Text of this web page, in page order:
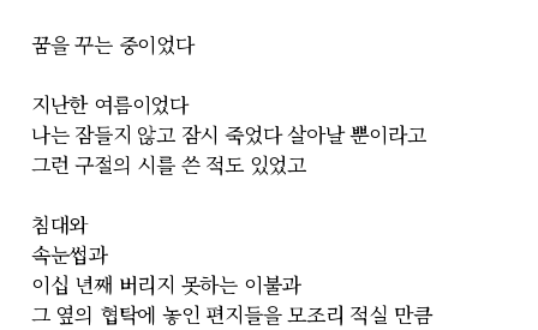
꿈을 꾸는 중이었다
지난한 여름이었다
나는 잠들지 않고 잠시 죽었다 살아날 뿐이라고
그런 구절의 시를 쓴 적도 있었고
침대와
속눈썹과
이십 년째 버리지 못하는 이불과
그 옆의 협탁에 놓인 편지들을 모조리 적실 만큼